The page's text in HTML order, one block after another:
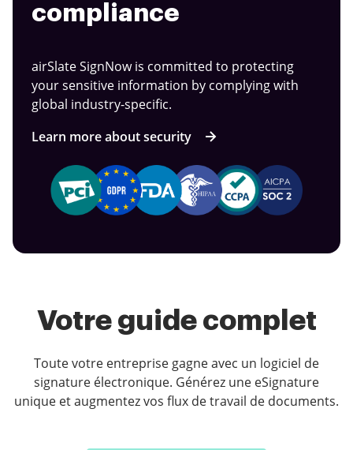
compliance
airSlate SignNow is committed to protecting
your sensitive information by complying with
global industry-specific.
Learn more about security
Votre guide complet
Toute votre entreprise gagne avec un logiciel de
signature électronique. Générez une eSignature
unique et augmentez vos flux de travail de documents.